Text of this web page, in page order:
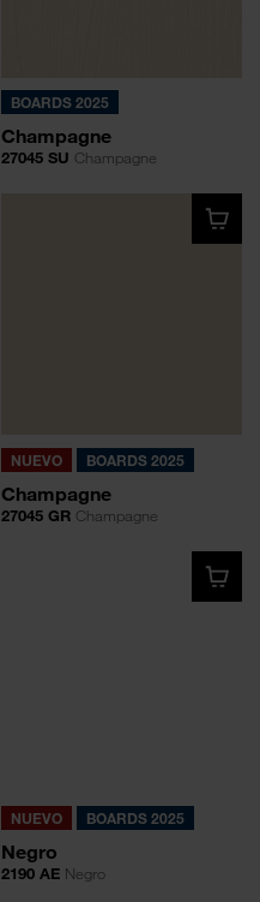
BOARDS 2025
Champagne
27045 SU Champagne
NUEVO BOARDS 2025
Champagne
27045 GRChampagne
NUEVO BOARDS 2025
Negro
2190 AENegro